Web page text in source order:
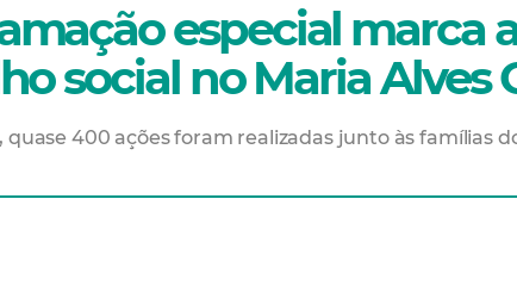
especial marca
social no Maria Alves
quase 400 ações foram realizadas junto às famílias